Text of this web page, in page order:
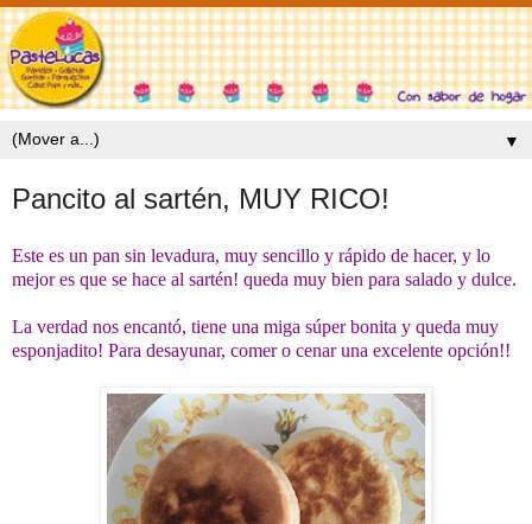
▼
Pancito al sartén, MUY RICO!
Este es un pan sin levadura, muy sencillo y rápido de hacer, y lo
mejor es que se hace al sartén! queda muy bien para salado y dulce.
La verdad nos encantó, tiene una miga súper bonita y queda muy
esponjadito! Para desayunar, comer o cenar una excelente opción!!